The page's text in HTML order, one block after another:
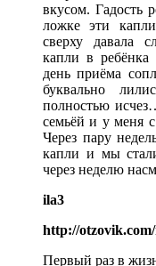
вкусом. Гадость
ложке эти
сверху давала
капли в
день приёма
буквально
полностью
семьёй и у меня
Через пару
капли и мы
через неделю
ila3
http://
Первый раз в